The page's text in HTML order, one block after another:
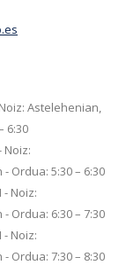
Astelehenian,
6:30
Noiz:
Ordua: 5:30 – 6:30
Noiz:
Ordua: 6:30 – 7:30
Noiz:
Ordua: 7:30 – 8:30